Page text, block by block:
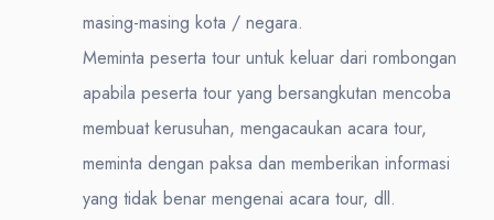
masing-masing kota / negara.
Meminta peserta tour untuk keluar dari rombongan
apabila peserta tour yang bersangkutan mencoba
membuat kerusuhan, mengacaukan acara tour,
meminta dengan paksa dan memberikan informasi
yang tidak benar mengenai acara tour, dll.